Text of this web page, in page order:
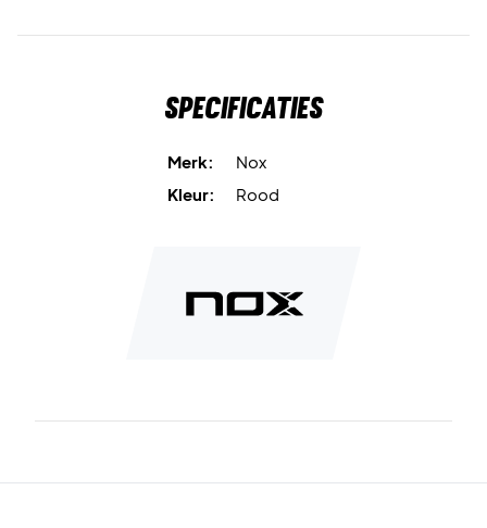
Specificaties
Merk:
Nox
Kleur:
Rood